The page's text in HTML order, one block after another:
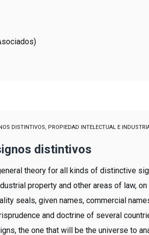
DISTINTIVOS, PROPIEDAD INTELECTUAL E
distintivos
theory for all kinds of distinctive
property and other areas of law,
seals, given names, commercial
and doctrine of several
the one that will be the universe to